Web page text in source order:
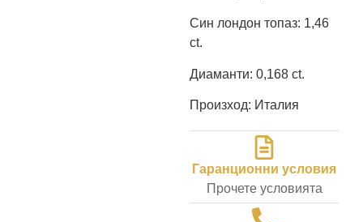
Син лондон топаз: 1,46
ct.
Диаманти: 0,168 ct.
Произход: Италия
Гаранционни условия
Прочете условията